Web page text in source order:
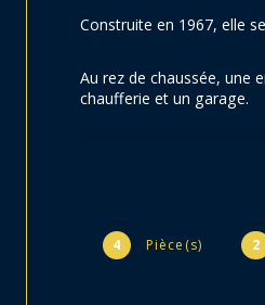
4 Pièce(s) 2
Construite en 1967, elle
Au rez de chaussée, une
chaufferie et un garage.
Terrain de 1900 m²